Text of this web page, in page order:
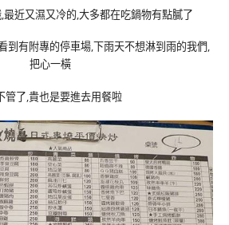
近又濕又冷的,大多都在吃鍋物有點膩了
到有附專的停車場,下雨天不想淋到雨的我們,
把心一橫
管了,貴也是要進去用餐啦